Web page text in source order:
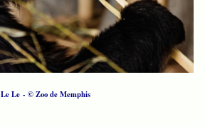
Le Le - © Zoo de Memphis